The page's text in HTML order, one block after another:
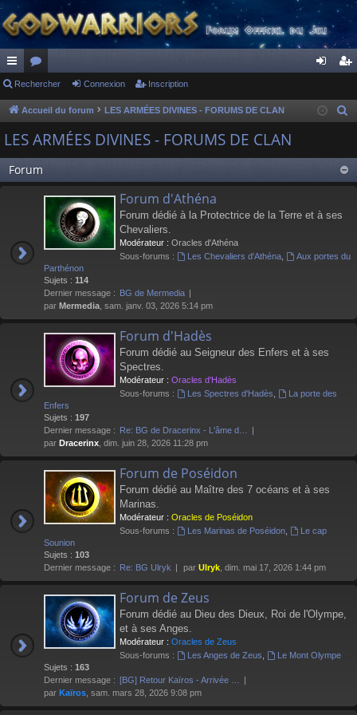
ac
co
ur
ci
s
or
u
m
s
ne
on
cri
on
Rechercher Connexion Inscription
Accueil du forum LES ARMÉES DIVINES - FORUMS DE CLAN
e
LES ARMÉES DIVINES - FORUMS DE CLAN
Forum
Forum d'Athéna
Forum dédié à la Protectrice de la Terre et à ses
Chevaliers.
Modérateur : Oracles d'Athéna
Sous-forums :
Les Chevaliers d'Athéna,
Aux portes du
Parthénon
Sujets : 114
Dernier message :
BG de Mermedia
par Mermedia , sam. janv. 03, 2026 5:14 pm
Forum d'Hadès
Forum dédié au Seigneur des Enfers et à ses
Spectres.
Modérateur : Oracles d'Hadès
Sous-forums :
Les Spectres d'Hadès
La porte des
Enfers
Sujets : 197
Dernier message :
Re: BG de Dracerinx - L'âme d…
par Dracerinx , dim. juin 28, 2026 11:28 pm
Forum de Poséidon
Forum dédié au Maître des 7 océans et à ses
Marinas.
Modérateur : Oracles de Poséidon
Sous-forums :
Les Marinas de Poséidon,
Le cap
Sounion
Sujets : 103
Dernier message :
Re: BG Ulryk par Ulryk , dim. mai 17, 2026 1:44 pm
Forum de Zeus
Forum dédié au Dieu des Dieux, Roi de l'Olympe,
et à ses Anges.
Modérateur : Oracles de Zeus
Sous-forums :
Les Anges de Zeus
Le Mont Olympe
Sujets : 163
Dernier message : [BG] Retour Kaïros - Arrivée …
par Kaïros , sam. mars 28, 2026 9:08 pm